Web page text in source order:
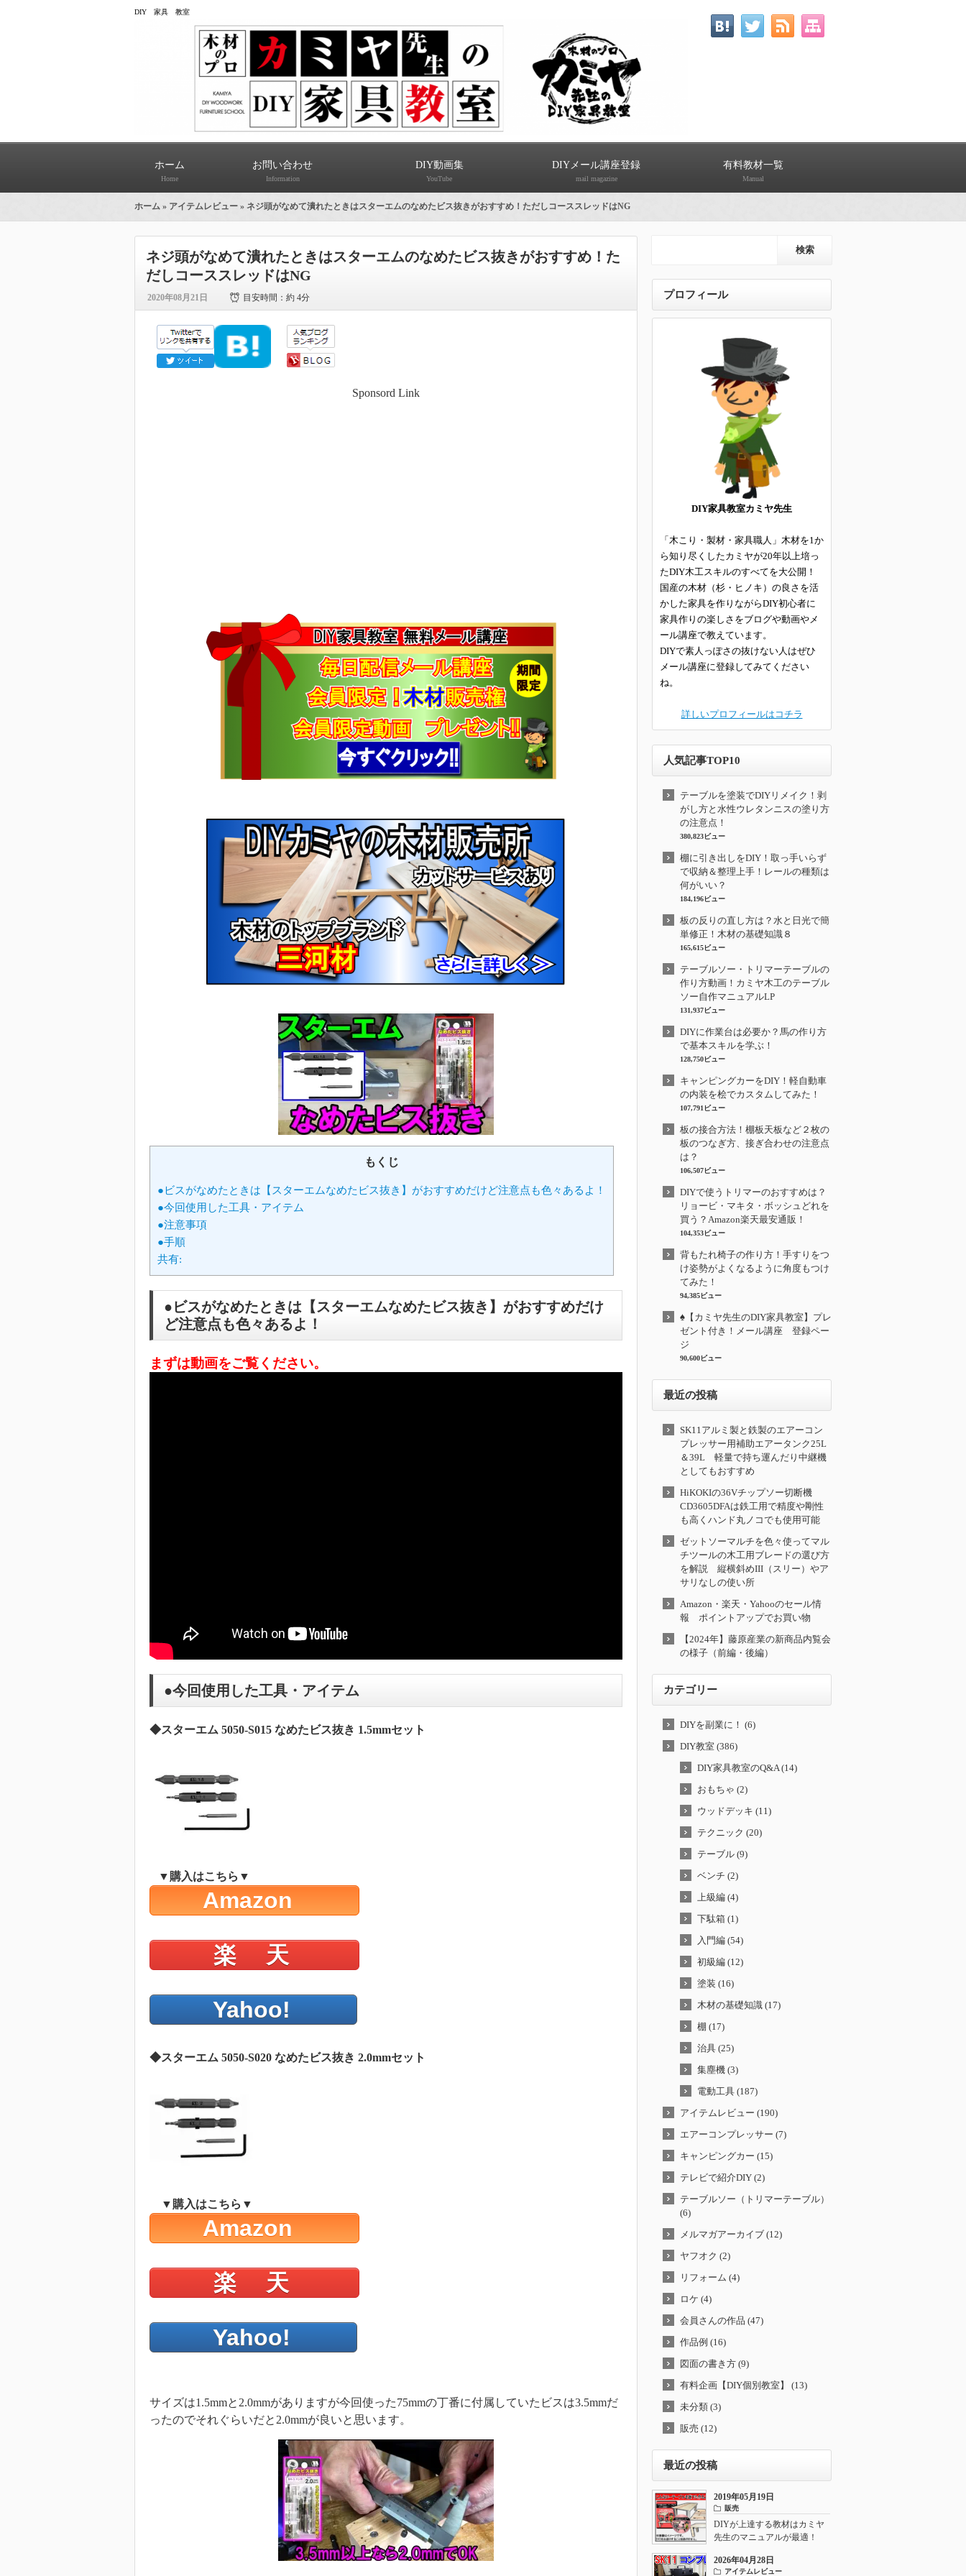
DIY 家具 教室
ホーム
Home
お問い合わせ
Information
DIY動画集
YouTube
DIYメール講座登録
mail magazine
有料教材一覧
Manual
ホーム » アイテムレビュー » ネジ頭がなめて潰れたときはスターエムのなめたビス抜きがおすすめ！ただしコーススレッドはNG
ネジ頭がなめて潰れたときはスターエムのなめたビス抜きがおすすめ！た
だしコーススレッドはNG
2020年08月21日 目安時間：約 4分
Sponsord Link
もくじ
●ビスがなめたときは【スターエムなめたビス抜き】がおすすめだけど注意点も色々あるよ！
●今回使用した工具・アイテム
●注意事項
●手順
共有:
●ビスがなめたときは【スターエムなめたビス抜き】がおすすめだけ
ど注意点も色々あるよ！
まずは動画をご覧ください。
●今回使用した工具・アイテム
◆スターエム 5050-S015 なめたビス抜き 1.5mmセット
▼購入はこちら▼
Amazon
楽 天
Yahoo!
◆スターエム 5050-S020 なめたビス抜き 2.0mmセット
▼購入はこちら▼
Amazon
楽 天
Yahoo!
サイズは1.5mmと2.0mmがありますが今回使った75mmの丁番に付属していたビスは3.5mmだ
ったのでそれぐらいだと2.0mmが良いと思います。
プロフィール
DIY家具教室カミヤ先生
「木こり・製材・家具職人」木材を1か
ら知り尽くしたカミヤが20年以上培っ
たDIY木工スキルのすべてを大公開！
国産の木材（杉・ヒノキ）の良さを活
かした家具を作りながらDIY初心者に
家具作りの楽しさをブログや動画やメ
ール講座で教えています。
DIYで素人っぽさの抜けない人はぜひ
メール講座に登録してみてください
ね。
詳しいプロフィールはコチラ
人気記事TOP10
テーブルを塗装でDIYリメイク！剥
がし方と水性ウレタンニスの塗り方
の注意点！
380,823ビュー
棚に引き出しをDIY！取っ手いらず
で収納＆整理上手！レールの種類は
何がいい？
184,196ビュー
板の反りの直し方は？水と日光で簡
単修正！木材の基礎知識８
165,615ビュー
テーブルソー・トリマーテーブルの
作り方動画！カミヤ木工のテーブル
ソー自作マニュアルLP
131,937ビュー
DIYに作業台は必要か？馬の作り方
で基本スキルを学ぶ！
128,750ビュー
キャンピングカーをDIY！軽自動車
の内装を桧でカスタムしてみた！
107,791ビュー
板の接合方法！棚板天板など２枚の
板のつなぎ方、接ぎ合わせの注意点
は？
106,507ビュー
DIYで使うトリマーのおすすめは？
リョービ・マキタ・ボッシュどれを
買う？Amazon楽天最安通販！
104,353ビュー
背もたれ椅子の作り方！手すりをつ
け姿勢がよくなるように角度もつけ
てみた！
94,385ビュー
♠【カミヤ先生のDIY家具教室】プレ
ゼント付き！メール講座 登録ペー
ジ
90,600ビュー
最近の投稿
SK11アルミ製と鉄製のエアーコン
プレッサー用補助エアータンク25L
＆39L 軽量で持ち運んだり中継機
としてもおすすめ
HiKOKIの36Vチップソー切断機
CD3605DFAは鉄工用で精度や剛性
も高くハンド丸ノコでも使用可能
ゼットソーマルチを色々使ってマル
チツールの木工用ブレードの選び方
を解説 縦横斜めIII（スリー）やア
サリなしの使い所
Amazon・楽天・Yahooのセール情
報 ポイントアップでお買い物
【2024年】藤原産業の新商品内覧会
の様子（前編・後編）
カテゴリー
DIYを副業に！ (6)
DIY教室 (386)
DIY家具教室のQ&A (14)
おもちゃ (2)
ウッドデッキ (11)
テクニック (20)
テーブル (9)
ベンチ (2)
上級編 (4)
下駄箱 (1)
入門編 (54)
初級編 (12)
塗装 (16)
木材の基礎知識 (17)
棚 (17)
治具 (25)
集塵機 (3)
電動工具 (187)
アイテムレビュー (190)
エアーコンプレッサー (7)
キャンピングカー (15)
テレビで紹介DIY (2)
テーブルソー（トリマーテーブル）
(6)
メルマガアーカイブ (12)
ヤフオク (2)
リフォーム (4)
ロケ (4)
会員さんの作品 (47)
作品例 (16)
図面の書き方 (9)
有料企画【DIY個別教室】 (13)
未分類 (3)
販売 (12)
最近の投稿
2019年05月19日
販売
DIYが上達する教材はカミヤ
先生のマニュアルが最適！
2026年04月28日
アイテムレビュー